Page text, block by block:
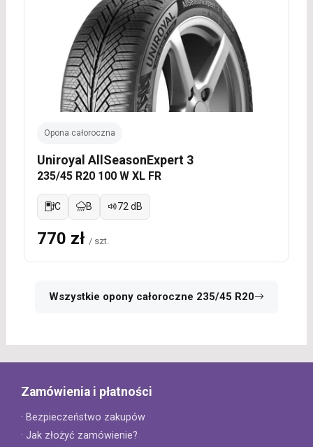
Opona całoroczna
Uniroyal AllSeasonExpert 3
235/45 R20 100 W XL FR
C B 72 dB
770 zł / szt.
Wszystkie opony całoroczne 235/45 R20
Zamówienia i płatności
· Bezpieczeństwo zakupów
· Jak złożyć zamówienie?